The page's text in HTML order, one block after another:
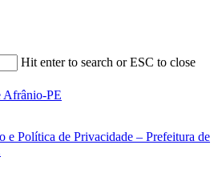
Hit enter to search or ESC to close
e Política de Privacidade – Prefeitura de